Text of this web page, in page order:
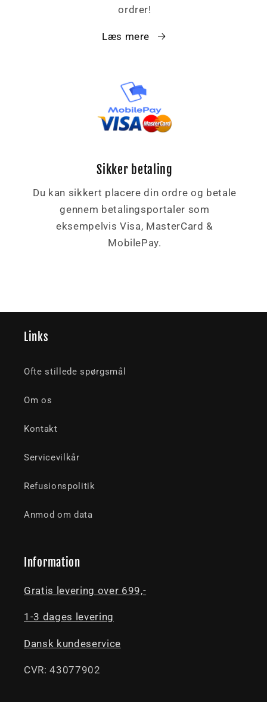
ordrer!
Læs mere
Sikker betaling
Du kan sikkert placere din ordre og betale
gennem betalingsportaler som
eksempelvis Visa, MasterCard &
MobilePay.
Links
Ofte stillede spørgsmål
Om os
Kontakt
Servicevilkår
Refusionspolitik
Anmod om data
Information
Gratis levering over 699,-
1-3 dages levering
Dansk kundeservice
CVR: 43077902